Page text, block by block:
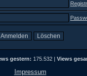
gestern: 175.532 | Views
Impressum